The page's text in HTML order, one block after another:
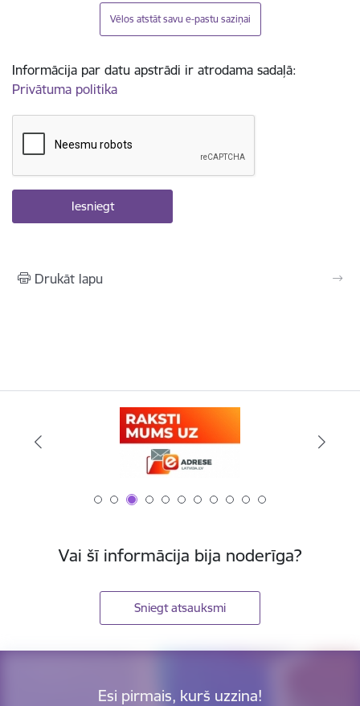
Vēlos atstāt savu e-pastu saziņai
Informācija par datu apstrādi ir atrodama sadaļā:
Privātuma politika
Drukāt lapu
Vai šī informācija bija noderīga?
Sniegt atsauksmi
Esi pirmais, kurš uzzina!